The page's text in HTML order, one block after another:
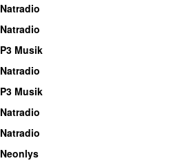
Natradio
Natradio
P3 Musik
Natradio
P3 Musik
Natradio
Natradio
Neonlys